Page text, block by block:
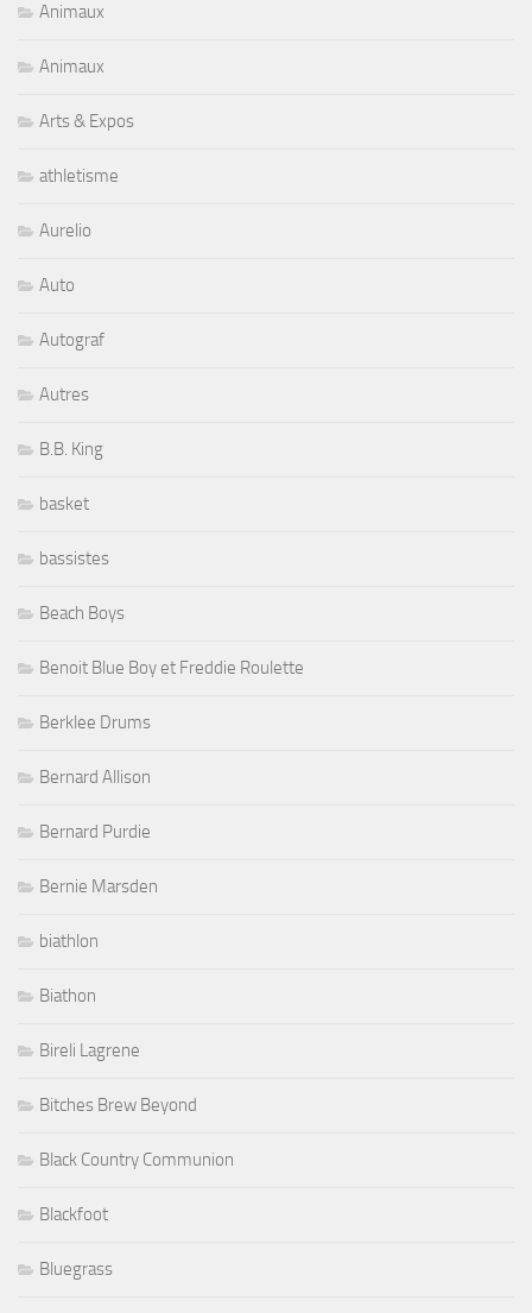
Animaux
Animaux
Arts & Expos
athletisme
Aurelio
Auto
Autograf
Autres
B.B. King
basket
bassistes
Beach Boys
Benoit Blue Boy et Freddie Roulette
Berklee Drums
Bernard Allison
Bernard Purdie
Bernie Marsden
biathlon
Biathon
Bireli Lagrene
Bitches Brew Beyond
Black Country Communion
Blackfoot
Bluegrass